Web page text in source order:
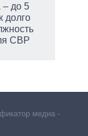
– до 5
долго
СВР
медиа –